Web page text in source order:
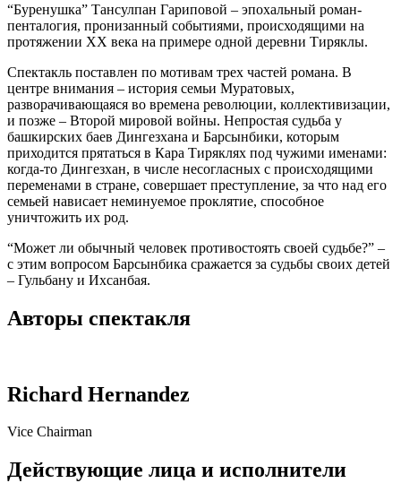
“Буренушка” Тансулпан Гариповой – эпохальный роман-
пенталогия, пронизанный событиями, происходящими на
протяжении ХХ века на примере одной деревни Тиряклы.
Спектакль поставлен по мотивам трех частей романа. В
центре внимания – история семьи Муратовых,
разворачивающаяся во времена революции, коллективизации,
и позже – Второй мировой войны. Непростая судьба у
башкирских баев Дингезхана и Барсынбики, которым
приходится прятаться в Кара Тиряклях под чужими именами:
когда-то Дингезхан, в числе несогласных с происходящими
переменами в стране, совершает преступление, за что над его
семьей нависает неминуемое проклятие, способное
уничтожить их род.
“Может ли обычный человек противостоять своей судьбе?” –
с этим вопросом Барсынбика сражается за судьбы своих детей
– Гульбану и Ихсанбая.
Авторы спектакля
Richard Hernandez
Vice Chairman
Действующие лица и исполнители